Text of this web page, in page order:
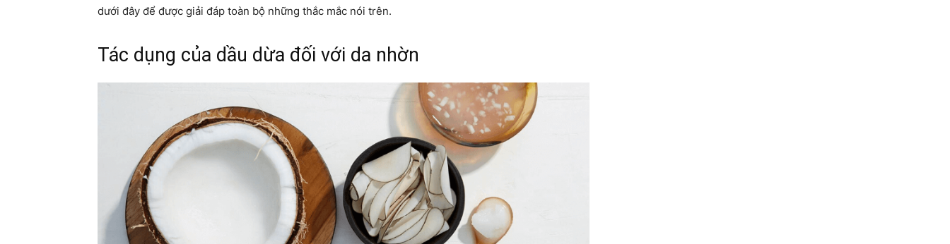
dưới đây để được giải đáp toàn bộ những thắc mắc nói trên.
Tác dụng của dầu dừa đối với da nhờn